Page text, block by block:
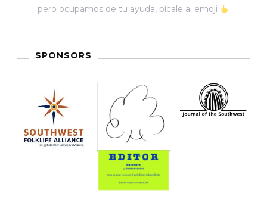
pero ocupamos de tu ayuda, pícale al emoji
SPONSORS